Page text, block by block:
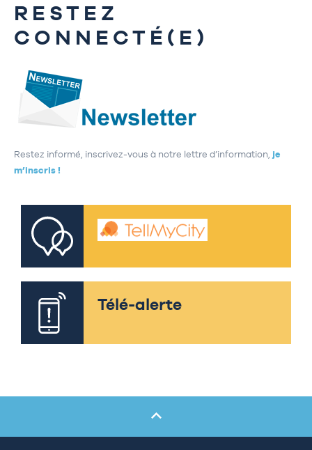
RESTEZ
CONNECTÉ(E)
Restez informé, inscrivez-vous à notre lettre d’information, je
m’inscris !
Télé-alerte